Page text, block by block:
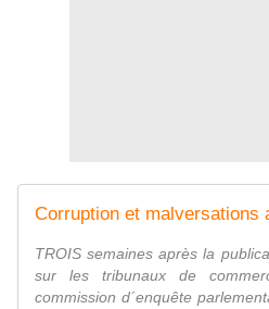
TROIS semaines après la
sur les tribunaux de
commission d´enquête